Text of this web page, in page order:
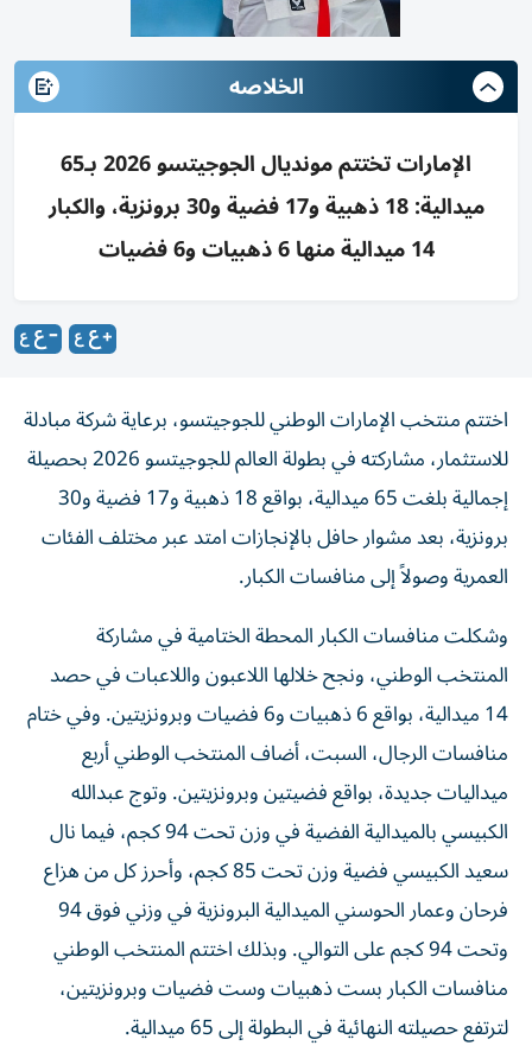
الخلاصه
الإمارات تختتم مونديال الجوجيتسو 2026 بـ65
ميدالية: 18 ذهبية و17 فضية و30 برونزية، والكبار
14 ميدالية منها 6 ذهبيات و6 فضيات
اختتم منتخب الإمارات الوطني للجوجيتسو، برعاية شركة مبادلة
للاستثمار، مشاركته في بطولة العالم للجوجيتسو 2026 بحصيلة
إجمالية بلغت 65 ميدالية، بواقع 18 ذهبية و17 فضية و30
برونزية، بعد مشوار حافل بالإنجازات امتد عبر مختلف الفئات
العمرية وصولاً إلى منافسات الكبار.
وشكلت منافسات الكبار المحطة الختامية في مشاركة
المنتخب الوطني، ونجح خلالها اللاعبون واللاعبات في حصد
14 ميدالية، بواقع 6 ذهبيات و6 فضيات وبرونزيتين. وفي ختام
منافسات الرجال، السبت، أضاف المنتخب الوطني أربع
ميداليات جديدة، بواقع فضيتين وبرونزيتين. وتوج عبدالله
الكبيسي بالميدالية الفضية في وزن تحت 94 كجم، فيما نال
سعيد الكبيسي فضية وزن تحت 85 كجم، وأحرز كل من هزاع
فرحان وعمار الحوسني الميدالية البرونزية في وزني فوق 94
وتحت 94 كجم على التوالي. وبذلك اختتم المنتخب الوطني
منافسات الكبار بست ذهبيات وست فضيات وبرونزيتين،
لترتفع حصيلته النهائية في البطولة إلى 65 ميدالية.